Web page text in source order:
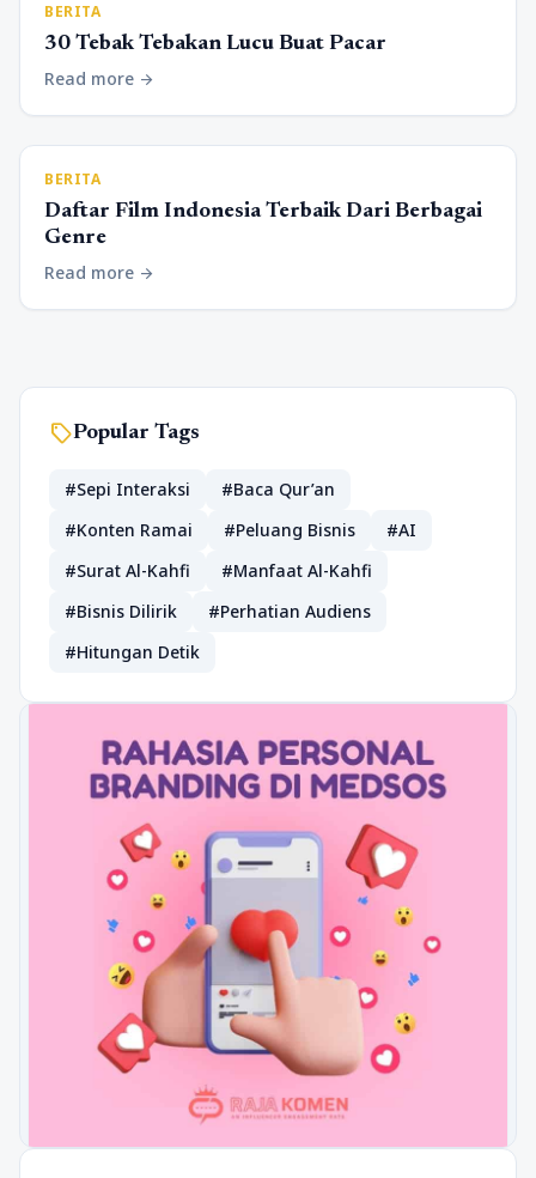
BERITA
30 Tebak Tebakan Lucu Buat Pacar
Read more arrow_forward
BERITA
Daftar Film Indonesia Terbaik Dari Berbagai
Genre
Read more arrow_forward
sellPopular Tags
#Sepi Interaksi
#Baca Qur’an
#Konten Ramai
#Peluang Bisnis
#AI
#Surat Al-Kahfi
#Manfaat Al-Kahfi
#Bisnis Dilirik
#Perhatian Audiens
#Hitungan Detik